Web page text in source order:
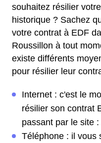
souhaitez résilier
historique ? Sachez
votre contrat à EDF
Roussillon à tout
existe différents
pour résilier leur
Internet : c'est le
résilier son contrat
passant par le site :
Téléphone : il vous